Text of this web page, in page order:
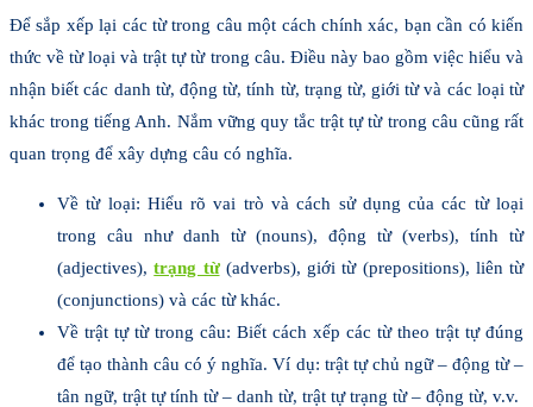
Để sắp xếp lại các từ trong câu một cách chính xác, bạn cần có kiến
thức về từ loại và trật tự từ trong câu. Điều này bao gồm việc hiểu và
nhận biết các danh từ, động từ, tính từ, trạng từ, giới từ và các loại từ
khác trong tiếng Anh. Nắm vững quy tắc trật tự từ trong câu cũng rất
quan trọng để xây dựng câu có nghĩa.
Về từ loại: Hiểu rõ vai trò và cách sử dụng của các từ loại
trong câu như danh từ (nouns), động từ (verbs), tính từ
(adjectives),trạng từ(adverbs), giới từ (prepositions), liên từ
(conjunctions) và các từ khác.
Về trật tự từ trong câu: Biết cách xếp các từ theo trật tự đúng
để tạo thành câu có ý nghĩa. Ví dụ: trật tự chủ ngữ – động từ –
tân ngữ, trật tự tính từ – danh từ, trật tự trạng từ – động từ, v.v.